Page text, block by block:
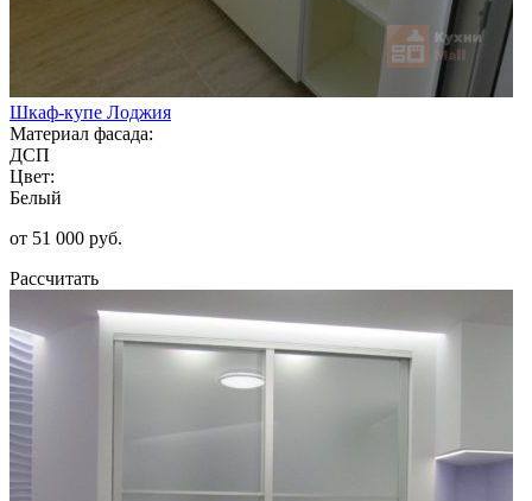
Шкаф-купе Лоджия
Материал фасада:
ДСП
Цвет:
Белый
от 51 000 руб.
Рассчитать